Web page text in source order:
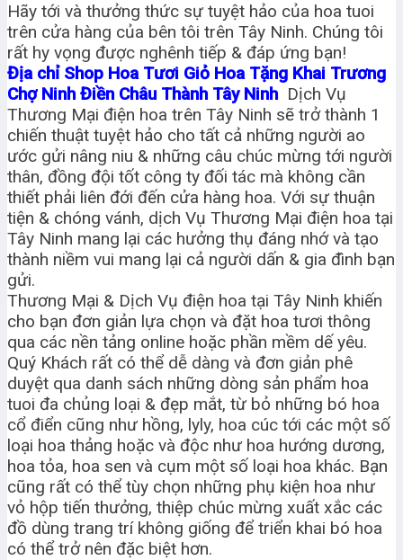
Hãy tới và thưởng thức sự tuyệt hảo của hoa tuoi
trên cửa hàng của bên tôi trên Tây Ninh. Chúng tôi
rất hy vọng được nghênh tiếp & đáp ứng bạn!
Địa chỉ Shop Hoa Tươi Giỏ Hoa Tặng Khai Trương
Chợ Ninh Điền Châu Thành Tây Ninh Dịch Vụ
Thương Mại điện hoa trên Tây Ninh sẽ trở thành 1
chiến thuật tuyệt hảo cho tất cả những người ao
ước gửi nâng niu & những câu chúc mừng tới người
thân, đồng đội tốt công ty đối tác mà không cần
thiết phải liên đới đến cửa hàng hoa. Với sự thuận
tiện & chóng vánh, dịch Vụ Thương Mại điện hoa tại
Tây Ninh mang lại các hưởng thụ đáng nhớ và tạo
thành niềm vui mang lại cả người dấn & gia đình bạn
gửi.
Thương Mại & Dịch Vụ điện hoa tại Tây Ninh khiến
cho bạn đơn giản lựa chọn và đặt hoa tươi thông
qua các nền tảng online hoặc phần mềm dế yêu.
Quý Khách rất có thể dễ dàng và đơn giản phê
duyệt qua danh sách những dòng sản phẩm hoa
tuoi đa chủng loại & đẹp mắt, từ bỏ những bó hoa
cổ điển cũng như hồng, lyly, hoa cúc tới các một số
loại hoa thảng hoặc và độc như hoa hướng dương,
hoa tỏa, hoa sen và cụm một số loại hoa khác. Bạn
cũng rất có thể tùy chọn những phụ kiện hoa như
vỏ hộp tiến thưởng, thiệp chúc mừng xuất xắc các
đồ dùng trang trí không giống để triển khai bó hoa
có thể trở nên đặc biệt hơn.